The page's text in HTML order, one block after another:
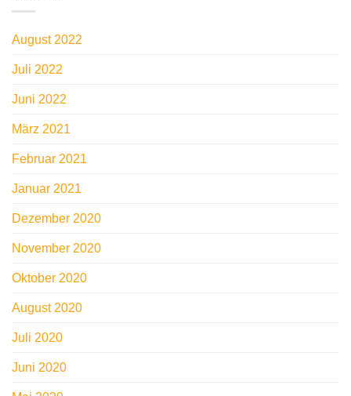
August 2022
Juli 2022
Juni 2022
März 2021
Februar 2021
Januar 2021
Dezember 2020
November 2020
Oktober 2020
August 2020
Juli 2020
Juni 2020